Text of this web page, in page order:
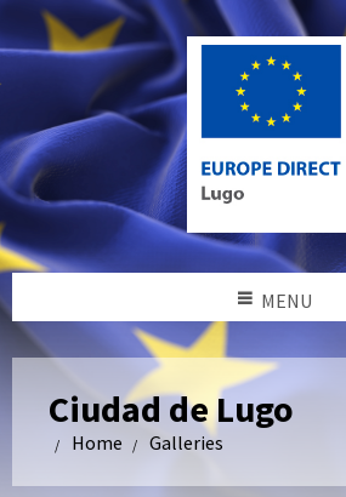
MENU
Ciudad de Lugo
Home Galleries